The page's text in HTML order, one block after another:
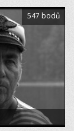
547 bodů